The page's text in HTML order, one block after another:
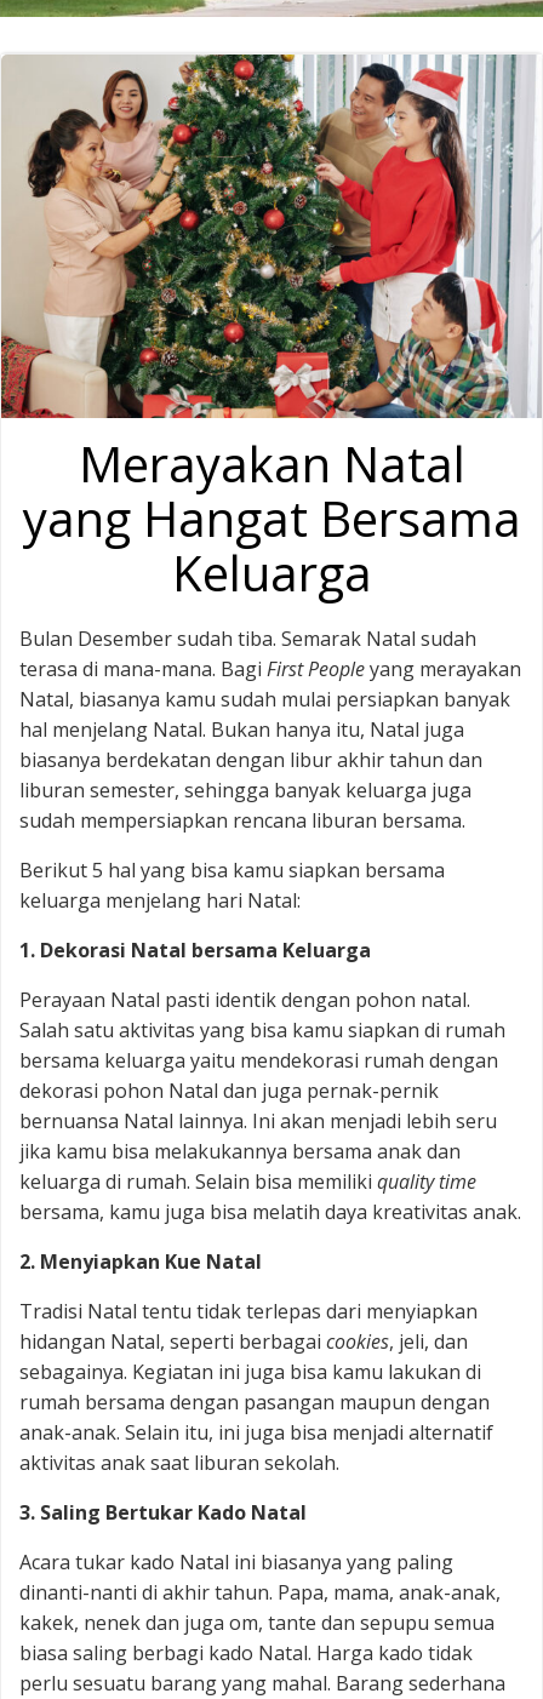
Merayakan Natal
yang Hangat Bersama
Keluarga
Bulan Desember sudah tiba. Semarak Natal sudah
terasa di mana-mana. Bagi First Peopleyang merayakan
Natal, biasanya kamu sudah mulai persiapkan banyak
hal menjelang Natal. Bukan hanya itu, Natal juga
biasanya berdekatan dengan libur akhir tahun dan
liburan semester, sehingga banyak keluarga juga
sudah mempersiapkan rencana liburan bersama.
Berikut 5 hal yang bisa kamu siapkan bersama
keluarga menjelang hari Natal:
1. Dekorasi Natal bersama Keluarga
Perayaan Natal pasti identik dengan pohon natal.
Salah satu aktivitas yang bisa kamu siapkan di rumah
bersama keluarga yaitu mendekorasi rumah dengan
dekorasi pohon Natal dan juga pernak-pernik
bernuansa Natal lainnya. Ini akan menjadi lebih seru
jika kamu bisa melakukannya bersama anak dan
keluarga di rumah. Selain bisa memiliki quality time
bersama, kamu juga bisa melatih daya kreativitas anak.
2. Menyiapkan Kue Natal
Tradisi Natal tentu tidak terlepas dari menyiapkan
hidangan Natal, seperti berbagai cookies, jeli, dan
sebagainya. Kegiatan ini juga bisa kamu lakukan di
rumah bersama dengan pasangan maupun dengan
anak-anak. Selain itu, ini juga bisa menjadi alternatif
aktivitas anak saat liburan sekolah.
3. Saling Bertukar Kado Natal
Acara tukar kado Natal ini biasanya yang paling
dinanti-nanti di akhir tahun. Papa, mama, anak-anak,
kakek, nenek dan juga om, tante dan sepupu semua
biasa saling berbagi kado Natal. Harga kado tidak
perlu sesuatu barang yang mahal. Barang sederhana